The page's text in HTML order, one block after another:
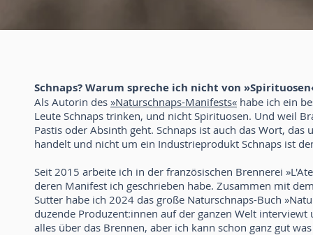
Schnaps? Warum spreche ich nicht von
Als Autorin des »Naturschnaps-Manifests« habe ich ein
Leute Schnaps trinken, und nicht Spirituosen. Und weil
Pastis oder Absinth geht. Schnaps ist auch das Wort,
handelt und nicht um ein Industrieprodukt Schnaps ist
Seit 2015 arbeite ich in der französischen Brennerei
deren Manifest ich geschrieben habe. Zusammen mit
Sutter habe ich 2024 das große Naturschnaps-Buch
duzende Produzent:innen auf der ganzen Welt
alles über das Brennen, aber ich kann schon ganz gut